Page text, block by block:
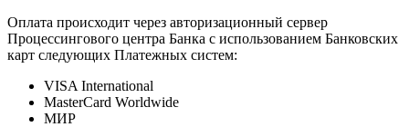
Оплата происходит через авторизационный сервер
Процессингового центра Банка с использованием Банковских
карт следующих Платежных систем:
VISA International
MasterCard Worldwide
МИР